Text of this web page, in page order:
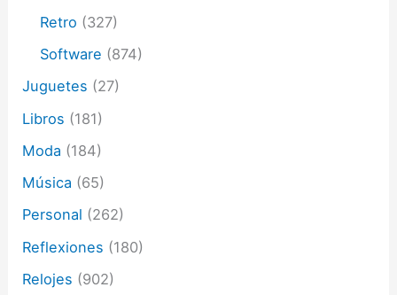
Retro (327)
Software (874)
Juguetes (27)
Libros (181)
Moda (184)
Música (65)
Personal (262)
Reflexiones (180)
Relojes (902)